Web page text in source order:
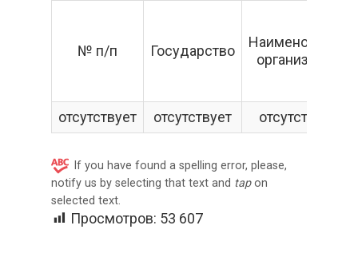
№ п/п Государство
Наименование
организации
отсутствует отсутствует отсутствует
If you have found a spelling error, please,
notify us by selecting that text and tapon
selected text.
Просмотров: 53 607